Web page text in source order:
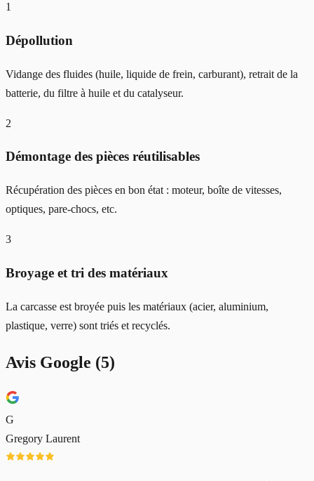
1
Dépollution
Vidange des fluides (huile, liquide de frein, carburant), retrait de la
batterie, du filtre à huile et du catalyseur.
2
Démontage des pièces réutilisables
Récupération des pièces en bon état : moteur, boîte de vitesses,
optiques, pare-chocs, etc.
3
Broyage et tri des matériaux
La carcasse est broyée puis les matériaux (acier, aluminium,
plastique, verre) sont triés et recyclés.
Avis Google (5)
G
Gregory Laurent